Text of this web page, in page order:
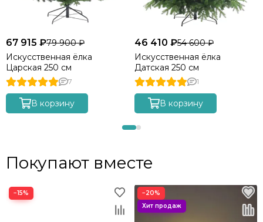
таким образом, чтобы от макушки ёлки до потолка
оставалось не менее 20-30 см. Тогда ваша ёлочка
71 см
67 915 ₽79 900 ₽
Искусственная ёлка
Царская 250 см
7
В корзину
46 410 ₽54 600 ₽
Искусственная ёлка
Датская 250 см
1
В корзину
Покупают вместе
−15% −20%